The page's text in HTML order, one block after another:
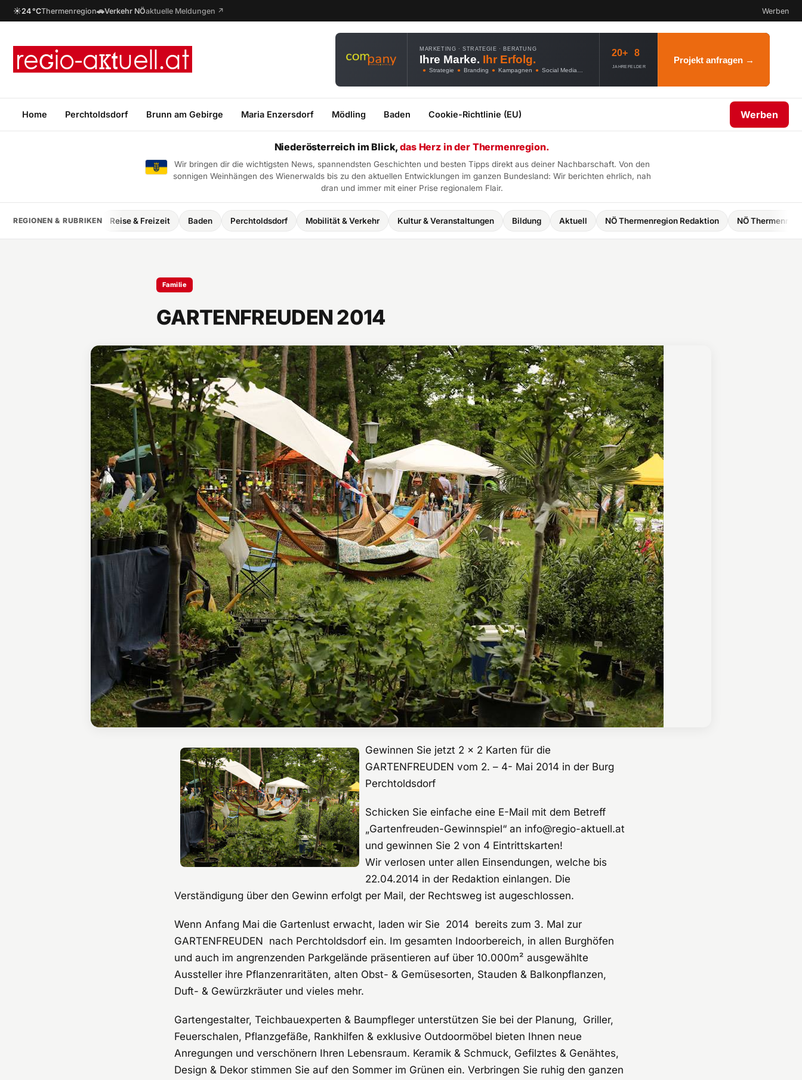
☀24 °CThermenregion🚗Verkehr NÖaktuelle Meldungen ↗ Werben
MARKETING · STRATEGIE · BERATUNG
Ihre Marke. Ihr Erfolg.
● Strategie ● Branding ● Kampagnen ● Social Media Webdesign ● AI Governance
20+
JAHRE
8
FELDER
Projekt anfragen →
Home Perchtoldsdorf Brunn am Gebirge Maria Enzersdorf Mödling Baden Cookie-Richtlinie (EU) Werben
Niederösterreich im Blick,das Herz in der Thermenregion.
Wir bringen dir die wichtigsten News, spannendsten Geschichten und besten Tipps direkt aus deiner Nachbarschaft. Von den
sonnigen Weinhängen des Wienerwalds bis zu den aktuellen Entwicklungen im ganzen Bundesland: Wir berichten ehrlich, nah
dran und immer mit einer Prise regionalem Flair.
REGIONEN & RUBRIKEN
& Genuss Reise & Freizeit Baden Perchtoldsdorf Mobilität & Verkehr Kultur & Veranstaltungen Bildung Aktuell NÖ Thermenregion Redaktion NÖ Thermenregion
Familie
GARTENFREUDEN 2014
Gewinnen Sie jetzt 2 x 2 Karten für die
GARTENFREUDEN vom 2. – 4- Mai 2014 in der Burg
Perchtoldsdorf
Schicken Sie einfache eine E-Mail mit dem Betreff
„Gartenfreuden-Gewinnspiel“ an info@regio-aktuell.at
und gewinnen Sie 2 von 4 Eintrittskarten!
Wir verlosen unter allen Einsendungen, welche bis
22.04.2014 in der Redaktion einlangen. Die
Verständigung über den Gewinn erfolgt per Mail, der Rechtsweg ist augeschlossen.
Wenn Anfang Mai die Gartenlust erwacht, laden wir Sie 2014 bereits zum 3. Mal zur
GARTENFREUDEN nach Perchtoldsdorf ein. Im gesamten Indoorbereich, in allen Burghöfen
und auch im angrenzenden Parkgelände präsentieren auf über 10.000m² ausgewählte
Aussteller ihre Pflanzenraritäten, alten Obst- & Gemüsesorten, Stauden & Balkonpflanzen,
Duft- & Gewürzkräuter und vieles mehr.
Gartengestalter, Teichbauexperten & Baumpfleger unterstützen Sie bei der Planung, Griller,
Feuerschalen, Pflanzgefäße, Rankhilfen & exklusive Outdoormöbel bieten Ihnen neue
Anregungen und verschönern Ihren Lebensraum. Keramik & Schmuck, Gefilztes & Genähtes,
Design & Dekor stimmen Sie auf den Sommer im Grünen ein. Verbringen Sie ruhig den ganzen